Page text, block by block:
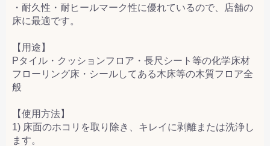
・耐久性・耐ヒールマーク性に優れているので、店舗の
床に最適です。
【用途】
Pタイル・クッションフロア・長尺シート等の化学床材
フローリング床・シールしてある木床等の木質フロア全
般
【使用方法】
1) 床面のホコリを取り除き、キレイに剥離または洗浄し
ます。